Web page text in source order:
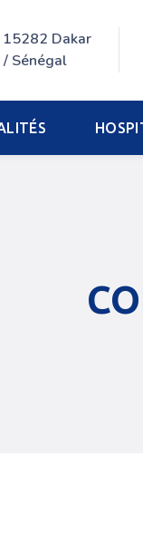
15282 Dakar
/ Sénégal